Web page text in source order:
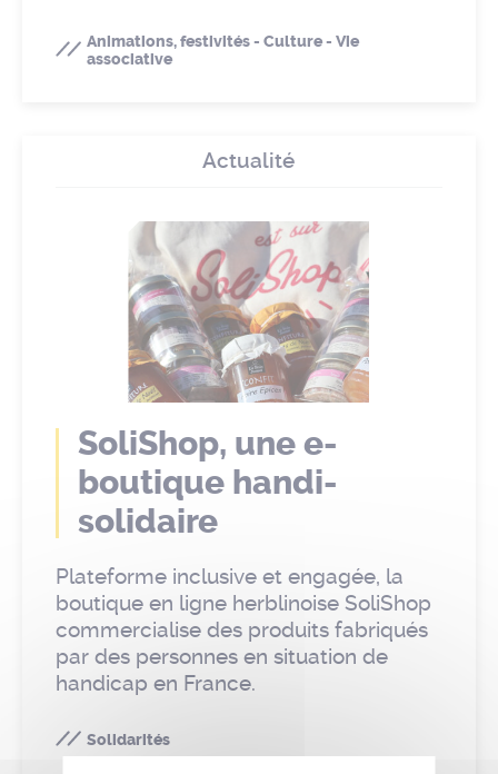
Animations, festivités - Culture - Vie
associative
SoliShop, une e-
boutique handi-
solidaire
Plateforme inclusive et engagée, la
boutique en ligne herblinoise SoliShop
commercialise des produits fabriqués
par des personnes en situation de
handicap en France.
Solidarités
Actualité